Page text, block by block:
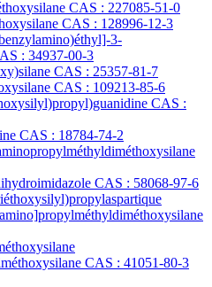
CAS : 227085-51-0
CAS : 128996-12-3
3-
: 34937-00-3
CAS : 25357-81-7
CAS : 109213-85-6
CAS :
CAS : 18784-74-2
CAS : 58068-97-6
CAS : 41051-80-3